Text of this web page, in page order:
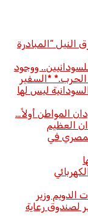
“المبادرة
ووجود
الحرب.* *​السفير
ليس لها
المواطن أولاً…
العظيم
في
وزير
لصندوق رعاية